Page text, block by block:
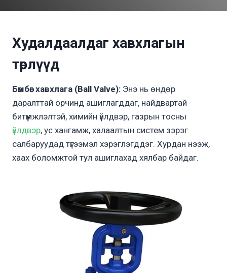
Худалдаалдаг хавхлагын
төрлүүд
Бөмбөг хавхлага (Ball Valve): Энэ нь өндөр
даралттай орчинд ашиглагддаг, найдвартай
битүүмжлэлтэй, химийн үйлдвэр, газрын тосны
үйлдвэр, ус хангамж, халаалтын систем зэрэг
салбаруудад түгээмэл хэрэглэгддэг. Хурдан нээж,
хаах боломжтой тул ашиглахад хялбар байдаг.